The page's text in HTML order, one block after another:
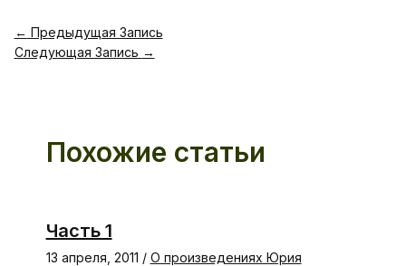
← Предыдущая Запись
Следующая Запись →
Похожие статьи
Часть 1
13 апреля, 2011 / О произведениях Юрия